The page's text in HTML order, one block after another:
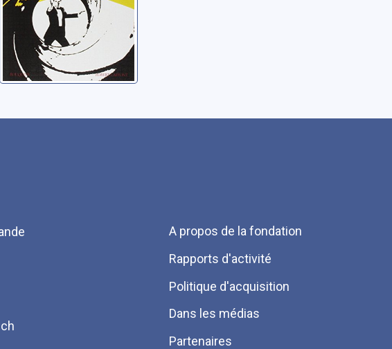
Menu
Pied
de
page
A propos de la fondation
Rapports d'activité
Politique d'acquisition
Dans les médias
Partenaires